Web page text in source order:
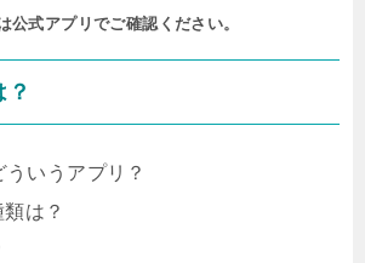
公式アプリでご確認ください。
いうアプリ？
は？